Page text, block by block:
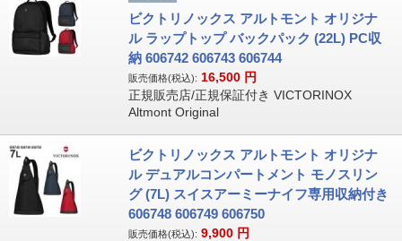
ビクトリノックス アルトモント オリジナ
ル ラップトップ バックパック (22L) PC収
納 606742 606743 606744
販売価格(税込): 16,500 円
正規販売店/正規保証付き VICTORINOX
Altmont Original
ビクトリノックス アルトモント オリジナ
ル デュアルコンパートメント モノスリン
グ (7L) スイスアーミーナイフ専用収納付き
606748 606749 606750
販売価格(税込): 9,900 円